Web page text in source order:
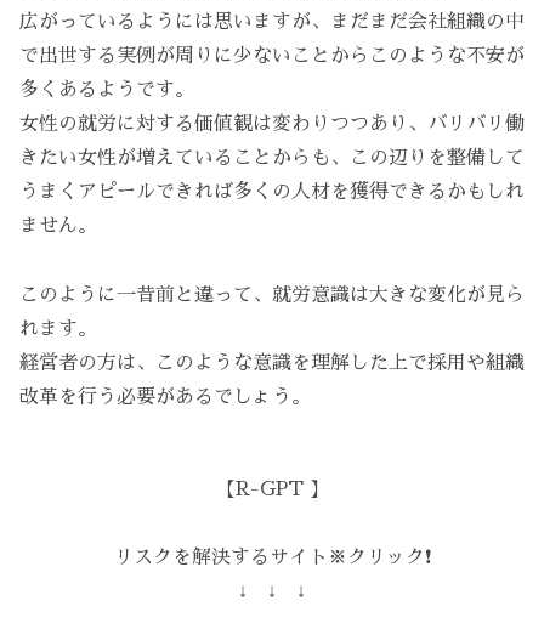
広がっているようには思いますが、まだまだ会社組織の中
で出世する実例が周りに少ないことからこのような不安が
多くあるようです。
女性の就労に対する価値観は変わりつつあり、バリバリ働
きたい女性が増えていることからも、この辺りを整備して
うまくアピールできれば多くの人材を獲得できるかもしれ
ません。
このように一昔前と違って、就労意識は大きな変化が見ら
れます。
経営者の方は、このような意識を理解した上で採用や組織
改革を行う必要があるでしょう。
【R-GPT 】
リスクを解決するサイト※クリック❗️
↓ ↓ ↓